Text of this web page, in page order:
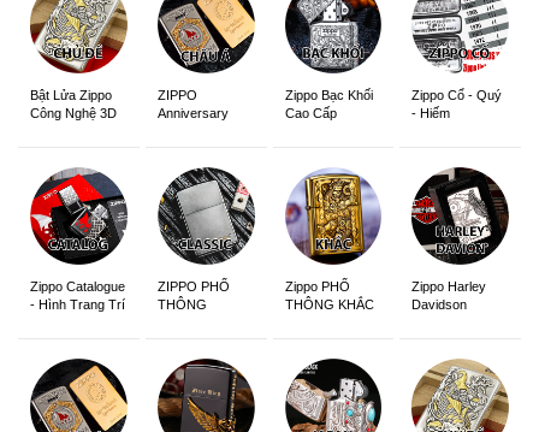
Bật Lửa Zippo
Công Nghệ 3D
ZIPPO
Anniversary
Zippo Bạc Khối
Cao Cấp
Zippo Cổ - Quý
- Hiếm
Zippo Catalogue
- Hình Trang Trí
ZIPPO PHỔ
THÔNG
Zippo PHỔ
THÔNG KHẮC
Zippo Harley
Davidson